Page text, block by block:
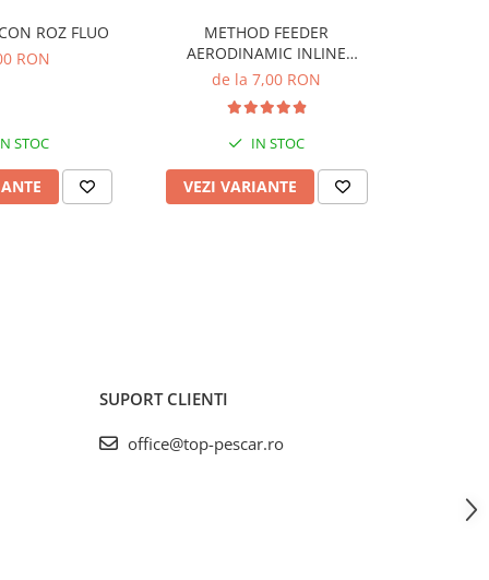
POP-UP SILICON ROZ FLUO
RON
STOC
METHOD FEEDER
AERODINAMIC INLINE
DISTANCE
de la 7,00 RON
IN STOC
VEZI VARIANTE
SUPORT CLIENTI
office@top-pescar.ro